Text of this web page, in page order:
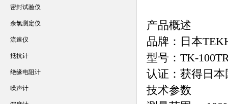
产品概述
品牌：日本
型号：TK-
认证：获得日
技术参数
密封试验仪
余氯测定仪
流速仪
抵抗计
绝缘电阻计
噪声计